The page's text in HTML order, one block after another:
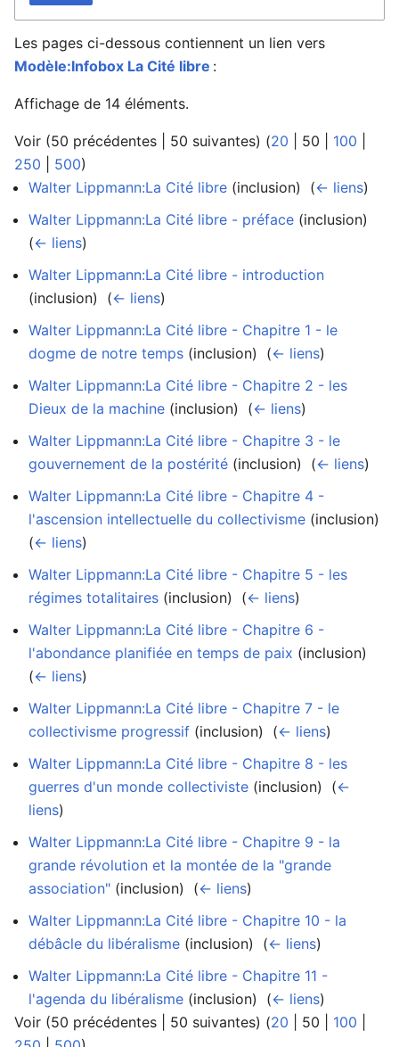
Les pages ci-dessous contiennent un lien vers
Modèle:Infobox La Cité libre :
Affichage de 14 éléments.
Voir (50 précédentes 50 suivantes) (20 50 100
250
500)
Walter Lippmann:La Cité libre (inclusion) ‎ (← liens)
Walter Lippmann:La Cité libre - préface (inclusion) ‎
(← liens)
Walter Lippmann:La Cité libre - introduction
(inclusion) ‎ (← liens)
Walter Lippmann:La Cité libre - Chapitre 1 - le
dogme de notre temps (inclusion) ‎ (← liens)
Walter Lippmann:La Cité libre - Chapitre 2 - les
Dieux de la machine (inclusion) ‎ (← liens)
Walter Lippmann:La Cité libre - Chapitre 3 - le
gouvernement de la postérité (inclusion) ‎ (← liens)
Walter Lippmann:La Cité libre - Chapitre 4 -
l'ascension intellectuelle du collectivisme (inclusion) ‎
(← liens)
Walter Lippmann:La Cité libre - Chapitre 5 - les
régimes totalitaires (inclusion) ‎ (← liens)
Walter Lippmann:La Cité libre - Chapitre 6 -
l'abondance planifiée en temps de paix (inclusion) ‎
(← liens)
Walter Lippmann:La Cité libre - Chapitre 7 - le
collectivisme progressif (inclusion) ‎ (← liens)
Walter Lippmann:La Cité libre - Chapitre 8 - les
guerres d'un monde collectiviste (inclusion) ‎ (←
liens)
Walter Lippmann:La Cité libre - Chapitre 9 - la
grande révolution et la montée de la "grande
association" (inclusion) ‎ (← liens)
Walter Lippmann:La Cité libre - Chapitre 10 - la
débâcle du libéralisme (inclusion) ‎ (← liens)
Walter Lippmann:La Cité libre - Chapitre 11 -
l'agenda du libéralisme (inclusion) ‎ (← liens)
Voir (50 précédentes 50 suivantes) (20 50 100